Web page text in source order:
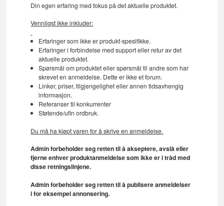
Din egen erfaring med fokus på det aktuelle produktet.
Vennligst ikke inkluder:
Erfaringer som ikke er produkt-spesifikke.
Erfaringer i forbindelse med support eller retur av det
aktuelle produktet.
Spørsmål om produktet eller spørsmål til andre som har
skrevet en anmeldelse. Dette er ikke et forum.
Linker, priser, tilgjengelighet eller annen tidsavhengig
informasjon.
Referanser til konkurrenter
Støtende/ufin ordbruk.
Du må ha kjøpt varen for å skrive en anmeldelse.
Admin forbeholder seg retten til å akseptere, avslå eller
fjerne enhver produktanmeldelse som ikke er i tråd med
disse retningslinjene.
Admin forbeholder seg retten til å publisere anmeldelser
i for eksempel annonsering.